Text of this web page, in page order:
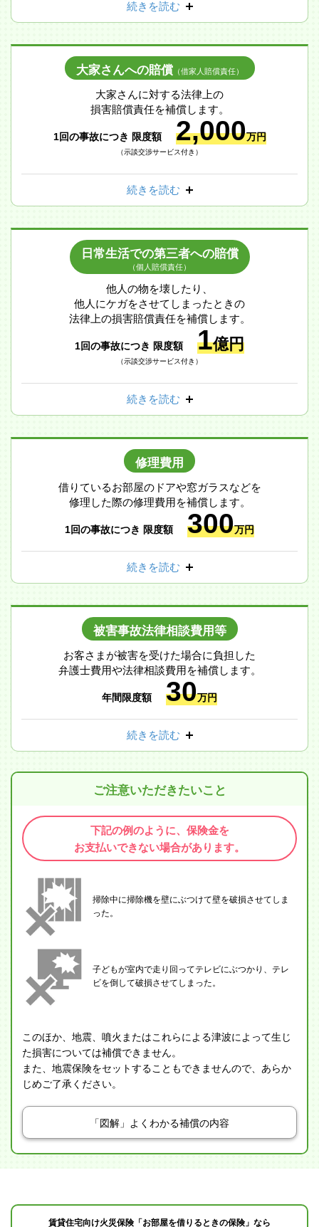
続きを読む
大家さんへの賠償（借家人賠償責任）
大家さんに対する法律上の
損害賠償責任を補償します。
1回の事故につき 限度額 2,000万円
（示談交渉サービス付き）
続きを読む
日常生活での第三者への賠償
（個人賠償責任）
他人の物を壊したり、
他人にケガをさせてしまったときの
法律上の損害賠償責任を補償します。
1回の事故につき 限度額 1億円
（示談交渉サービス付き）
続きを読む
修理費用
借りているお部屋のドアや窓ガラスなどを
修理した際の修理費用を補償します。
1回の事故につき 限度額 300万円
続きを読む
被害事故法律相談費用等
お客さまが被害を受けた場合に負担した
弁護士費用や法律相談費用を補償します。
年間限度額 30万円
続きを読む
ご注意いただきたいこと
下記の例のように、保険金を
お支払いできない場合があります。
掃除中に掃除機を壁にぶつけて壁を破損させてしま
った。
子どもが室内で走り回ってテレビにぶつかり、テレ
ビを倒して破損させてしまった。
このほか、地震、噴火またはこれらによる津波によって生じ
た損害については補償できません。
また、地震保険をセットすることもできませんので、あらか
じめご了承ください。
「図解」よくわかる補償の内容
賃貸住宅向け火災保険「お部屋を借りるときの保険」なら